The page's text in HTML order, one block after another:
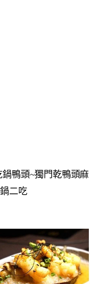
鴨頭~獨門乾鴨頭麻
二吃